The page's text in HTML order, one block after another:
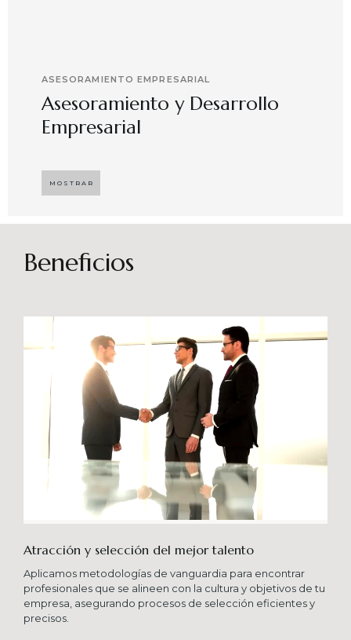
ASESORAMIENTO EMPRESARIAL
Asesoramiento y Desarrollo
Empresarial
desarrollar el compromiso y motivación en el
capital humano en ambientes de trabajo más
sostenibles en el tiempo. Brindando soporte
especializado en proyectos integrales que
potencien su crecimiento en los niveles
esperados combinando una serie de buenas
prácticas y diversas metodologías.
MOSTRAR
Beneficios
Atracción y selección del mejor talento
Aplicamos metodologías de vanguardia para encontrar
profesionales que se alineen con la cultura y objetivos de tu
empresa, asegurando procesos de selección eficientes y
precisos.